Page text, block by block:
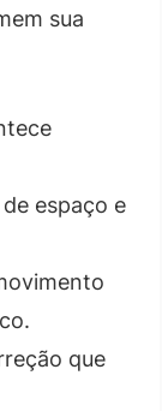
sua
espaço e
que